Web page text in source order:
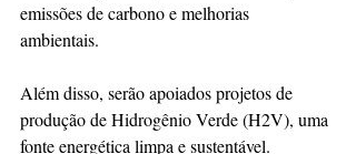
emissões de carbono e melhorias
ambientais.
Além disso, serão apoiados projetos de
produção de Hidrogênio Verde (H2V), uma
fonte energética limpa e sustentável.